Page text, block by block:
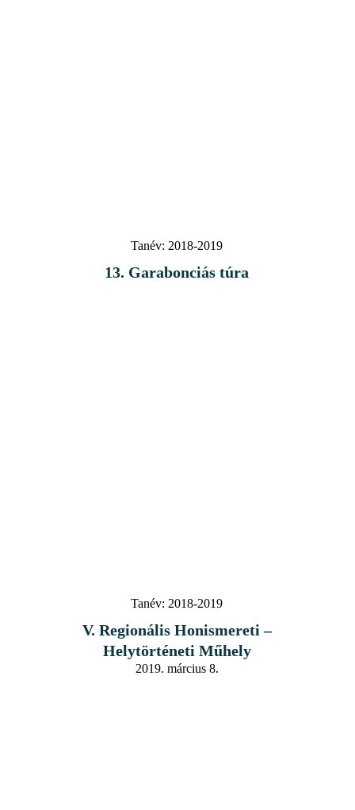
Tanév: 2018-2019
13. Garabonciás túra
Tanév: 2018-2019
V. Regionális Honismereti –
Helytörténeti Műhely
2019. március 8.